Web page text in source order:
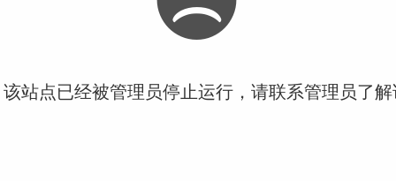
站点已经被管理员停止运行，请联系管理员了